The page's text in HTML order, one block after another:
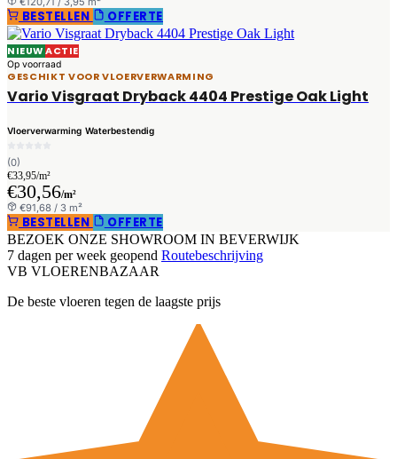
BESTELLEN OFFERTE
NIEUWACTIE
Op voorraad
GESCHIKT VOOR VLOERVERWARMING
Vario Visgraat Dryback 4404 Prestige Oak Light
Vloerverwarming Waterbestendig
(0)
€33,95/m²
€30,56/m²
€91,68 / 3 m²
BESTELLEN OFFERTE
BEZOEK ONZE SHOWROOM IN BEVERWIJK
7 dagen per week geopend Routebeschrijving
VB VLOERENBAZAAR
De beste vloeren tegen de laagste prijs